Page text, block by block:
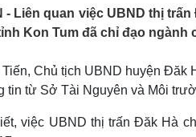
Việt Nam
Phân tích
- món ngon
Đời sống
Nhà đẹp
- Liên quan việc UBND thị
Kon Tum đã chỉ đạo
Chủ tịch UBND huyện Đăk
tin từ Sở Tài Nguyên và Môi
việc UBND thị trấn Đăk Hà